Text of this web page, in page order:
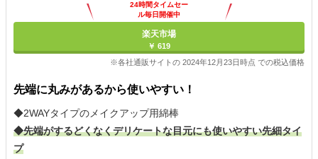
24時間タイムセー
ル毎日開催中
楽天市場
￥ 619
※各社通販サイトの 2024年12月23日時点 での税込価格
先端に丸みがあるから使いやすい！
◆2WAYタイプのメイクアップ用綿棒
◆先端がするどくなくデリケートな目元にも使いやすい先細タイ
プ